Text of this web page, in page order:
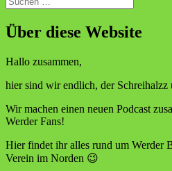
nach:
Über diese Website
Hallo zusammen,
hier sind wir endlich, der Schreihalzz
Wir machen einen neuen Podcast
Werder Fans!
Hier findet ihr alles rund um Werder
Verein im Norden 😉